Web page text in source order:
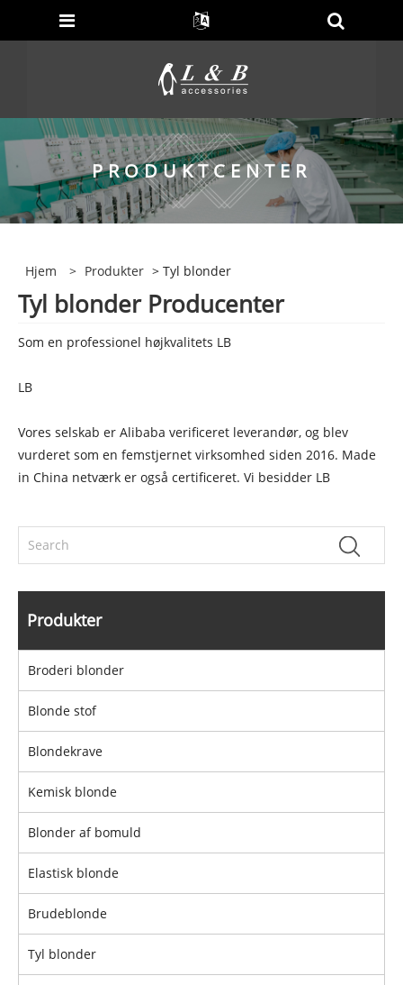
PRODUKTCENTER
Hjem > Produkter > Tyl blonder
Tyl blonder Producenter
Som en professionel højkvalitets LB
LB
Vores selskab er Alibaba verificeret leverandør, og blev
vurderet som en femstjernet virksomhed siden 2016. Made
in China netværk er også certificeret. Vi besidder LB
Produkter
Broderi blonder
Blonde stof
Blondekrave
Kemisk blonde
Blonder af bomuld
Elastisk blonde
Brudeblonde
Tyl blonder